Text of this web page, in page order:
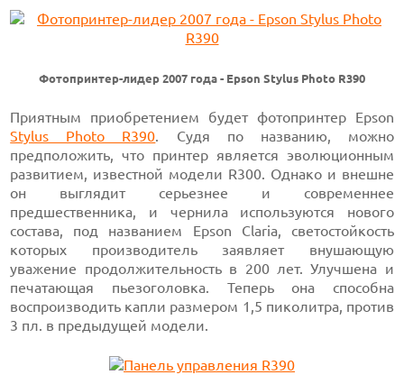
Фотопринтер-лидер 2007 года - Epson Stylus Photo R390
Приятным приобретением будет фотопринтер Epson
Stylus Photo R390. Судя по названию, можно
предположить, что принтер является эволюционным
развитием, известной модели R300. Однако и внешне
он выглядит серьезнее и современнее
предшественника, и чернила используются нового
состава, под названием Epson Claria, светостойкость
которых производитель заявляет внушающую
уважение продолжительность в 200 лет. Улучшена и
печатающая пьезоголовка. Теперь она способна
воспроизводить капли размером 1,5 пиколитра, против
3 пл. в предыдущей модели.